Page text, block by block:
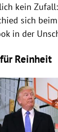
kein
sich
in der
Reinheit
öffnen/